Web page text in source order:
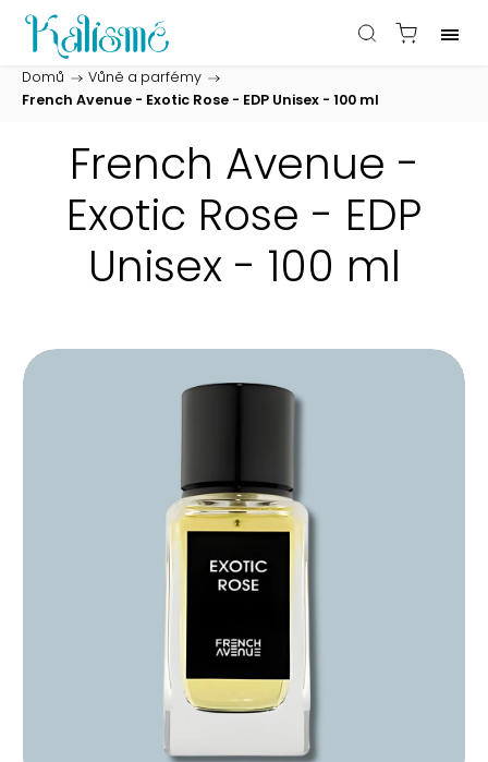
Domů / Vůně a parfémy /
French Avenue - Exotic Rose - EDP Unisex - 100 ml
French Avenue -
Exotic Rose - EDP
Unisex - 100 ml